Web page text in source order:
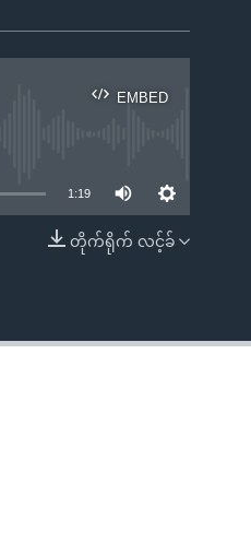
EMBED
EMBED
1:19
တိုက်ရိုက် လင့်ခ်